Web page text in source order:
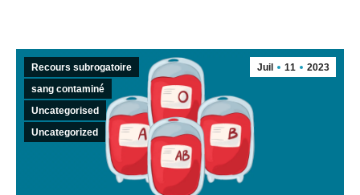
Juil 11 2023
Recours subrogatoire
sang contaminé
Uncategorised
Uncategorized